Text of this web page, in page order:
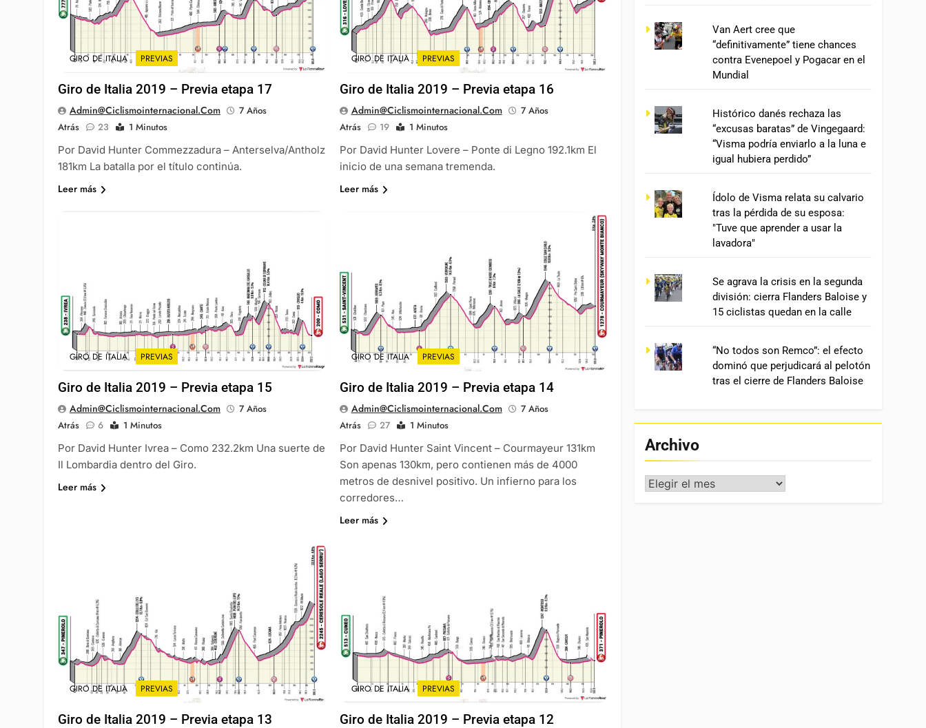
GIRO DE ITALIA PREVIAS
Giro de Italia 2019 – Previa etapa 17
Admin@ciclismointernacional.com
7 Años
Atrás
23
1 Minutos
Por David Hunter Commezzadura – Anterselva/Antholz
181km La batalla por el título continúa.
Leer más
GIRO DE ITALIA PREVIAS
Giro de Italia 2019 – Previa etapa 16
Admin@ciclismointernacional.com
7 Años
Atrás
19
1 Minutos
Por David Hunter Lovere – Ponte di Legno 192.1km El
inicio de una semana tremenda.
Leer más
GIRO DE ITALIA PREVIAS
Giro de Italia 2019 – Previa etapa 15
Admin@ciclismointernacional.com
7 Años
Atrás
6
1 Minutos
Por David Hunter Ivrea – Como 232.2km Una suerte de
Il Lombardia dentro del Giro.
Leer más
GIRO DE ITALIA PREVIAS
Giro de Italia 2019 – Previa etapa 14
Admin@ciclismointernacional.com
7 Años
Atrás
27
1 Minutos
Por David Hunter Saint Vincent – Courmayeur 131km
Son apenas 130km, pero contienen más de 4000
metros de desnivel positivo. Un infierno para los
corredores…
Leer más
GIRO DE ITALIA PREVIAS
Giro de Italia 2019 – Previa etapa 13
GIRO DE ITALIA PREVIAS
Giro de Italia 2019 – Previa etapa 12
Van Aert cree que
“definitivamente” tiene chances
contra Evenepoel y Pogacar en el
Mundial
Histórico danés rechaza las
“excusas baratas” de Vingegaard:
“Visma podría enviarlo a la luna e
igual hubiera perdido”
Ídolo de Visma relata su calvario
tras la pérdida de su esposa:
"Tuve que aprender a usar la
lavadora"
Se agrava la crisis en la segunda
división: cierra Flanders Baloise y
15 ciclistas quedan en la calle
“No todos son Remco”: el efecto
dominó que perjudicará al pelotón
tras el cierre de Flanders Baloise
Archivo
Archivo